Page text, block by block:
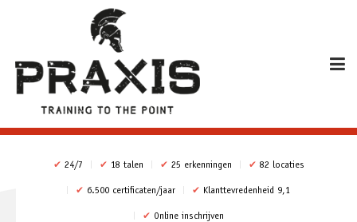
✔ 24/7 ✔ 18 talen ✔ 25 erkenningen ✔ 82 locaties
✔ 6.500 certificaten/jaar ✔ Klanttevredenheid 9,1
✔ Online inschrijven